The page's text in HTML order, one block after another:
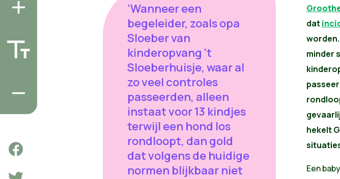
‘Wanneer een
begeleider, zoals opa
Sloeber van
kinderopvang 't
Sloeberhuisje, waar al
zo veel controles
passeerden, alleen
instaat voor 13 kindjes
terwijl een hond los
rondloopt, dan gold
dat volgens de huidige
normen blijkbaar niet
dat
minder
hekelt
Een